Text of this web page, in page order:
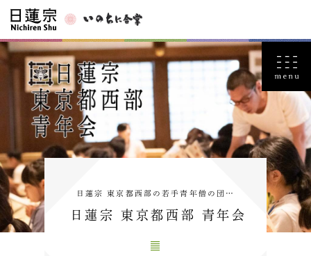
日蓮宗 東京都西部の若手青年僧の団…
日蓮宗 東京都西部 青年会